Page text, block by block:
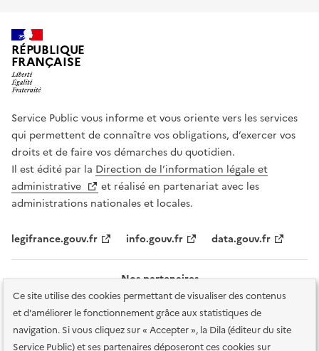
Ce site utilise des cookies permettant de visualiser des contenus
et d'améliorer le fonctionnement grâce aux statistiques de
navigation. Si vous cliquez sur « Accepter », la Dila (éditeur du site
Service Public) et ses partenaires déposeront ces cookies sur
RÉPUBLIQUE
FRANÇAISE
Service Public vous informe et vous oriente vers les services
qui permettent de connaître vos obligations, d’exercer vos
droits et de faire vos démarches du quotidien.
Il est édité par la Direction de l’information légale et
administrative
et réalisé en partenariat avec les
administrations nationales et locales.
legifrance.gouv.fr info.gouv.fr data.gouv.fr
Nos partenaires